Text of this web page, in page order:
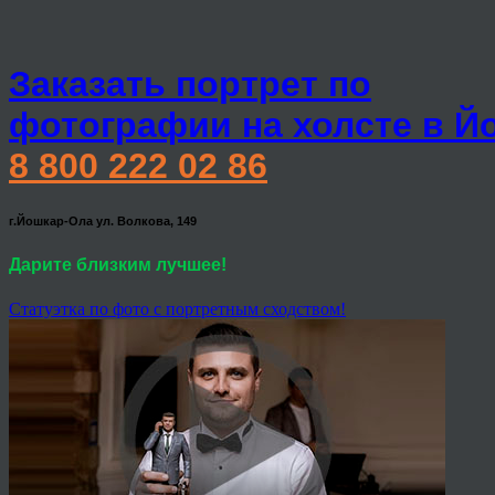
Заказать портрет по
фотографии на холсте в
8 800 222 02 86
г.Йошкар-Ола ул. Волкова, 149
Дарите близким лучшее!
Статуэтка по фото с портретным сходством!